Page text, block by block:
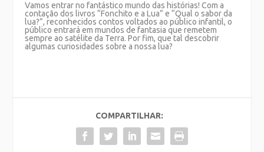
Vamos entrar no fantástico mundo das histórias! Com a
contação dos livros “Fonchito e a Lua” e “Qual o sabor da
lua?”, reconhecidos contos voltados ao público infantil, o
público entrará em mundos de fantasia que remetem
sempre ao satélite da Terra. Por fim, que tal descobrir
algumas curiosidades sobre a nossa lua?
COMPARTILHAR: